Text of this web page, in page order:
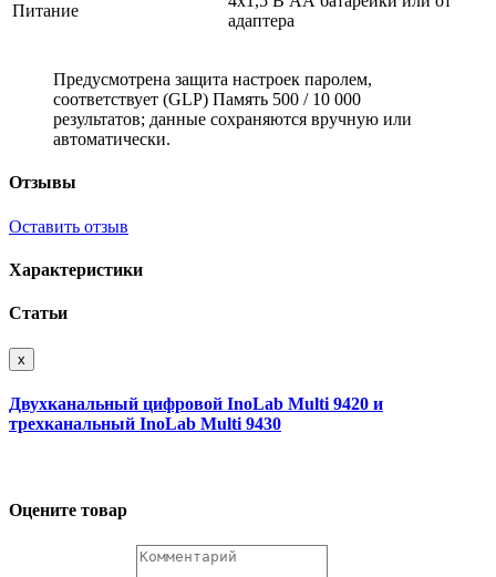
Питание
адаптера
Предусмотрена защита настроек паролем,
соответствует (GLP) Память 500 / 10 000
результатов; данные сохраняются вручную или
автоматически.
Отзывы
Оставить отзыв
Характеристики
Статьи
x
Двухканальный цифровой InoLab Multi 9420 и
трехканальный InoLab Multi 9430
Оцените товар